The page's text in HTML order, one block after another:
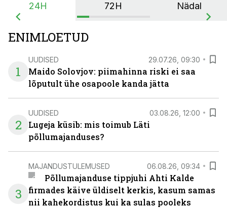
24H 72H Nädal
ENIMLOETUD
1
UUDISED 29.07.26, 09:30
Maido Solovjov: piimahinna riski ei saa
lõputult ühe osapoole kanda jätta
2
UUDISED 03.08.26, 12:00
Lugeja küsib: mis toimub Läti
põllumajanduses?
3
MAJANDUSTULEMUSED 06.08.26, 09:34
Põllumajanduse tippjuhi Ahti Kalde
firmades käive üldiselt kerkis, kasum samas
nii kahekordistus kui ka sulas pooleks